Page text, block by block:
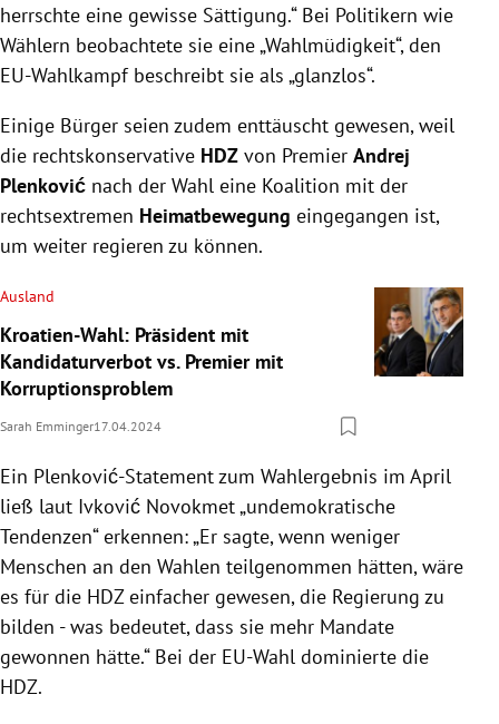
herrschte eine gewisse Sättigung.“ Bei Politikern wie
Wählern beobachtete sie eine „Wahlmüdigkeit“, den
EU-Wahlkampf beschreibt sie als „glanzlos“.
Einige Bürger seien zudem enttäuscht gewesen, weil
die rechtskonservative HDZ von Premier Andrej
Plenković nach der Wahl eine Koalition mit der
rechtsextremen Heimatbewegung eingegangen ist,
um weiter regieren zu können.
Ausland
Kroatien-Wahl: Präsident mit
Kandidaturverbot vs. Premier mit
Korruptionsproblem
Sarah Emminger17.04.2024
Ein Plenković-Statement zum Wahlergebnis im April
ließ laut Ivković Novokmet „undemokratische
Tendenzen“ erkennen: „Er sagte, wenn weniger
Menschen an den Wahlen teilgenommen hätten, wäre
es für die HDZ einfacher gewesen, die Regierung zu
bilden - was bedeutet, dass sie mehr Mandate
gewonnen hätte.“ Bei der EU-Wahl dominierte die
HDZ.